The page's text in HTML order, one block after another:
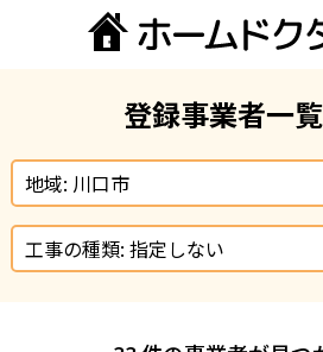
登録事業者一
地域: 川口市
工事の種類: 指定しない